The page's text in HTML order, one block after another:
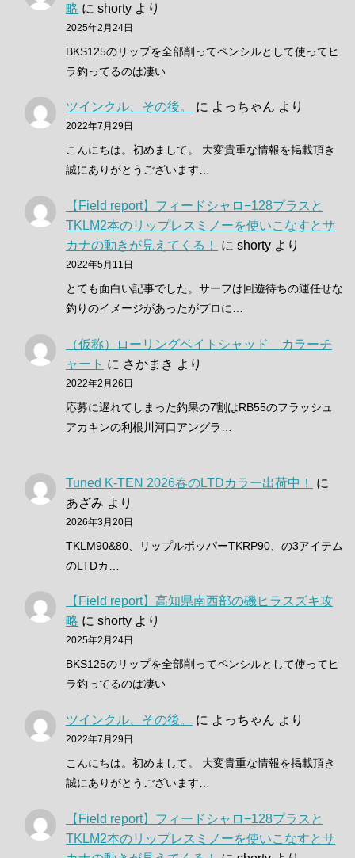
略 に shorty より
2025年2月24日
BKS125のリップを全部削ってペンシルとして使ってヒ
ラ釣ってるのは凄い
ツインクル、その後。 に よっちゃん より
2022年7月29日
こんにちは。初めまして。 大変貴重な情報を掲載頂き
誠にありがとうございます…
【Field report】フィードシャロ−128プラスと
TKLM2本のリップレスミノーを使いこなすとサ
カナの動きが見えてくる！
に shorty より
2022年5月11日
とても面白い記事でした。サーフは回遊待ちの運任せな
釣りのイメージがあったがプロに…
（仮称）ローリングベイトシャッド カラーチ
ャート に さかまき より
2022年2月26日
応募に遅れてしまった釣果の7割はRB55のフラッシュ
アカキンの利根川河口アングラ…
Tuned K-TEN 2026春のLTDカラー出荷中！
に
あざみ より
2026年3月20日
TKLM90&80、リップルポッパーTKRP90、の3アイテム
のLTDカ…
【Field report】高知県南西部の磯ヒラスズキ攻
略 に shorty より
2025年2月24日
BKS125のリップを全部削ってペンシルとして使ってヒ
ラ釣ってるのは凄い
ツインクル、その後。 に よっちゃん より
2022年7月29日
こんにちは。初めまして。 大変貴重な情報を掲載頂き
誠にありがとうございます…
【Field report】フィードシャロ−128プラスと
TKLM2本のリップレスミノーを使いこなすとサ